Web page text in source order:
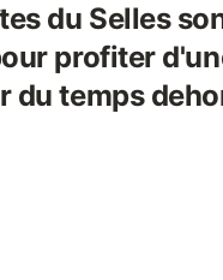
du Selles
profiter
du temps